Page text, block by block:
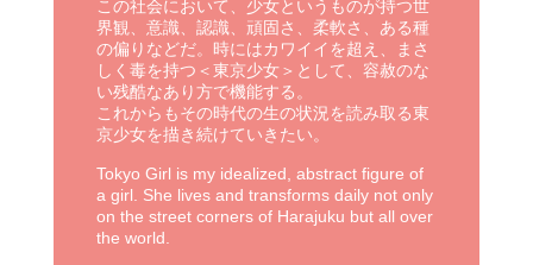
この社会において、少女というものが持つ世
界観、意識、認識、頑固さ、柔軟さ、ある種
の偏りなどだ。時にはカワイイを超え、まさ
しく毒を持つ＜東京少女＞として、容赦のな
い残酷なあり方で機能する。
これからもその時代の生の状況を読み取る東
京少女を描き続けていきたい。
Tokyo Girl is my idealized, abstract figure of
a girl. She lives and transforms daily not only
on the street corners of Harajuku but all over
the world.